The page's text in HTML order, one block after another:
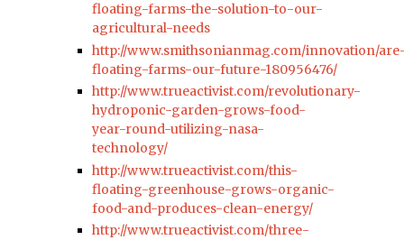
floating-farms-the-solution-to-our-
agricultural-needs
http://www.smithsonianmag.com/innovation/
floating-farms-our-future-180956476/
http://www.trueactivist.com/revolutionary-
hydroponic-garden-grows-food-
year-round-utilizing-nasa-
technology/
http://www.trueactivist.com/this-
floating-greenhouse-grows-organic-
food-and-produces-clean-energy/
http://www.trueactivist.com/three-